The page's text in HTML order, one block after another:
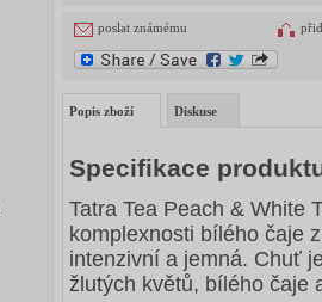
poslat známému
Popis zboží Diskuse
Specifikace
Tatra Tea Peach & White
komplexnosti bílého čaje
intenzivní a jemná. Chuť
žlutých květů, bílého čaje